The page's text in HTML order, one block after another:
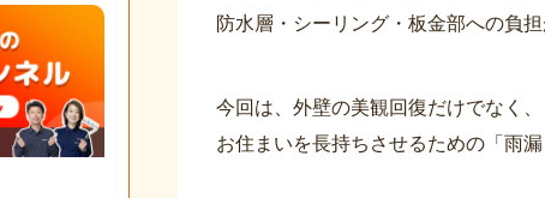
防水層・シーリング・板金部への負
今回は、外壁の美観回復だけでなく、
お住まいを長持ちさせるための「雨